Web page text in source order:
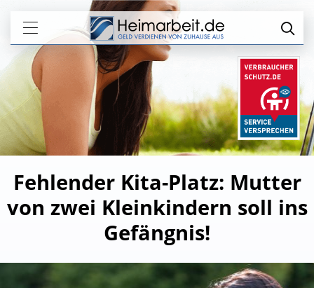
Fehlender Kita-Platz: Mutter
von zwei Kleinkindern soll ins
Gefängnis!